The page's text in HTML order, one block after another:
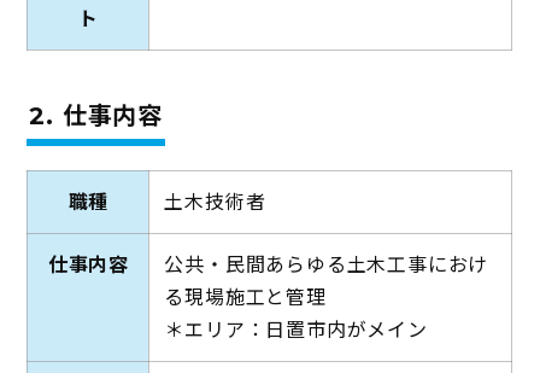
ト
2. 仕事内容
職種 土木技術者
仕事内容
公共・民間あらゆる土木工事におけ
る現場施工と管理
＊エリア：日置市内がメイン